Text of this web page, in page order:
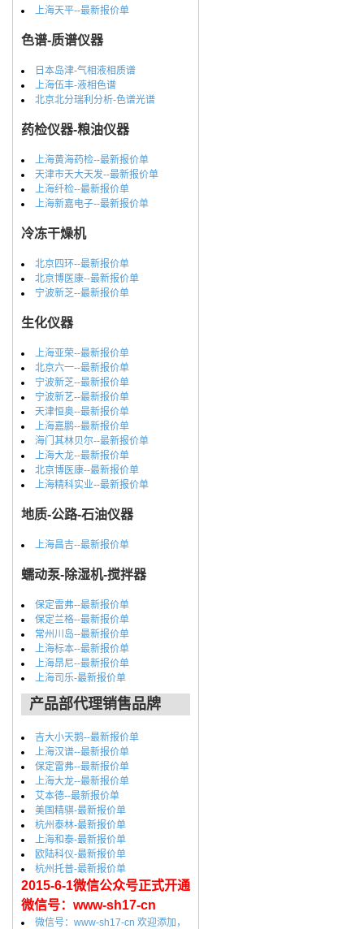
上海天平--最新报价单
色谱-质谱仪器
日本岛津-气相液相质谱
上海伍丰-液相色谱
北京北分瑞利分析-色谱光谱
药检仪器-粮油仪器
上海黄海药检--最新报价单
天津市天大天发--最新报价单
上海纤检--最新报价单
上海新嘉电子--最新报价单
冷冻干燥机
北京四环--最新报价单
北京博医康--最新报价单
宁波新芝--最新报价单
生化仪器
上海亚荣--最新报价单
北京六一--最新报价单
宁波新芝--最新报价单
宁波新艺--最新报价单
天津恒奥--最新报价单
上海嘉鹏--最新报价单
海门其林贝尔--最新报价单
上海大龙--最新报价单
北京博医康--最新报价单
上海精科实业--最新报价单
地质-公路-石油仪器
上海昌吉--最新报价单
蠕动泵-除湿机-搅拌器
保定雷弗--最新报价单
保定兰格--最新报价单
常州川岛--最新报价单
上海标本--最新报价单
上海昂尼--最新报价单
上海司乐-最新报价单
产品部代理销售品牌
吉大小天鹅--最新报价单
上海汉谱--最新报价单
保定雷弗--最新报价单
上海大龙--最新报价单
艾本德--最新报价单
美国精骐-最新报价单
杭州泰林-最新报价单
上海和泰-最新报价单
欧陆科仪-最新报价单
杭州托普-最新报价单
2015-6-1微信公众号正式开通
微信号：www-sh17-cn
微信号：www-sh17-cn 欢迎添加，